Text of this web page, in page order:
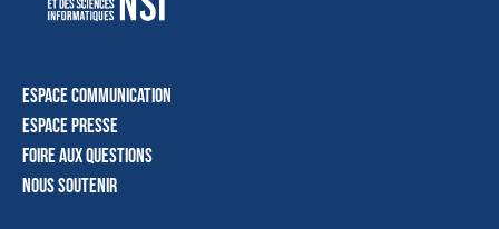
Espace communication
Espace presse
Foire aux questions
Nous soutenir